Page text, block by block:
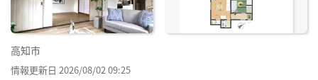
高知市
情報更新日 2026/08/02 09:25